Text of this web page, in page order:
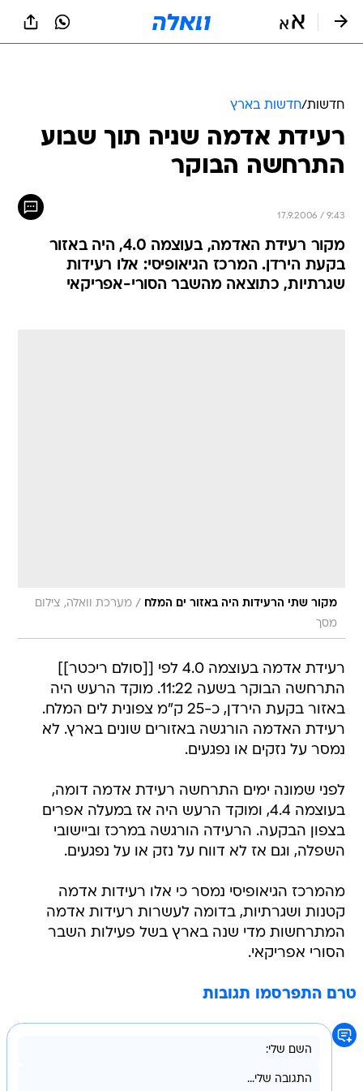
חדשות/חדשות בארץ
רעידת אדמה שניה תוך שבוע
התרחשה הבוקר
17.9.2006 / 9:43
מקור רעידת האדמה, בעוצמה 4.0, היה באזור
בקעת הירדן. המרכז הגיאופיסי: אלו רעידות
שגרתיות, כתוצאה מהשבר הסורי-אפריקאי
מקור שתי הרעידות היה באזור ים המלח / מערכת וואלה, צילום
מסך
רעידת אדמה בעוצמה 4.0 לפי [[סולם ריכטר]]
התרחשה הבוקר בשעה 11:22. מוקד הרעש היה
באזור בקעת הירדן, כ-25 ק"מ צפונית לים המלח.
רעידת האדמה הורגשה באזורים שונים בארץ. לא
נמסר על נזקים או נפגעים.
לפני שמונה ימים התרחשה רעידת אדמה דומה,
בעוצמה 4.4, ומוקד הרעש היה אז במעלה אפרים
בצפון הבקעה. הרעידה הורגשה במרכז וביישובי
השפלה, וגם אז לא דווח על נזק או על נפגעים.
מהמרכז הגיאופיסי נמסר כי אלו רעידות אדמה
קטנות ושגרתיות, בדומה לעשרות רעידות אדמה
המתרחשות מדי שנה בארץ בשל פעילות השבר
הסורי אפריקאי.
טרם התפרסמו תגובות